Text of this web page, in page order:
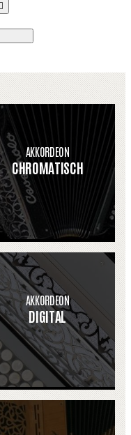
Spieler, die ein äußerst
Latin, Kontrafagott-

AKKORDEON
CHROMATISCH
AKKORDEON
DIGITAL